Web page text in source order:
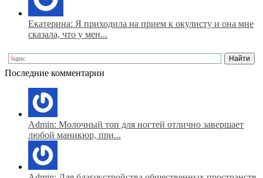
Екатерина: Я приходила на прием к окулисту и она мне
сказала, что у мен...
Последние комментарии
Admin: Молочный топ для ногтей отлично завершает
любой маникюр, при...